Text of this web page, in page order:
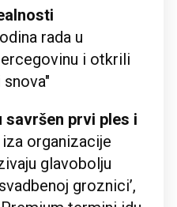
rada u
i otkrili
savršen prvi ples i
organizacije
glavobolju
groznici’,